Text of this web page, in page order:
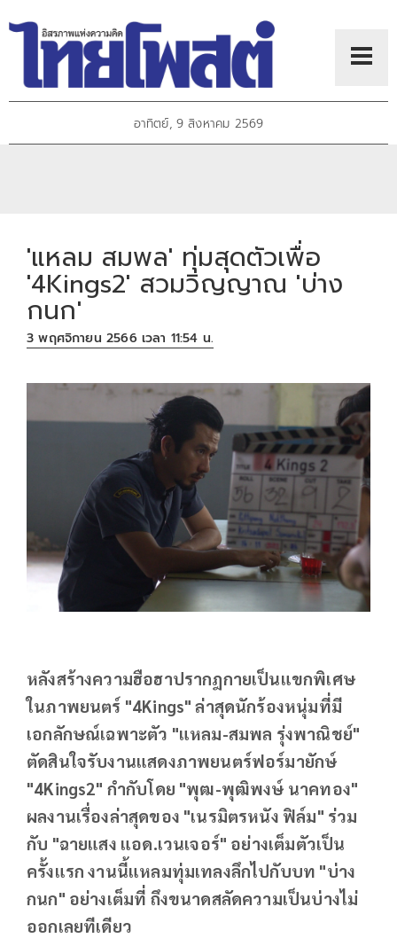
อาทิตย์, 9 สิงหาคม 2569
'แหลม สมพล' ทุ่มสุดตัวเพื่อ
'4Kings2' สวมวิญญาณ 'บ่าง
กนก'
3 พฤศจิกายน 2566 เวลา 11:54 น.
หลังสร้างความฮือฮาปรากฎกายเป็นแขกพิเศษ
ในภาพยนตร์ "4Kings" ล่าสุดนักร้องหนุ่มที่มี
เอกลักษณ์เฉพาะตัว "แหลม-สมพล รุ่งพาณิชย์"
ตัดสินใจรับงานแสดงภาพยนตร์ฟอร์มายักษ์
"4Kings2" กำกับโดย "พุฒ-พุฒิพงษ์ นาคทอง"
ผลงานเรื่องล่าสุดของ "เนรมิตรหนัง ฟิล์ม" ร่วม
กับ "ฉายแสง แอด.เวนเจอร์" อย่างเต็มตัวเป็น
ครั้งแรก งานนี้แหลมทุ่มเทลงลึกไปกับบท "บ่าง
กนก" อย่างเต็มที่ ถึงขนาดสลัดความเป็นบ่างไม่
ออกเลยทีเดียว